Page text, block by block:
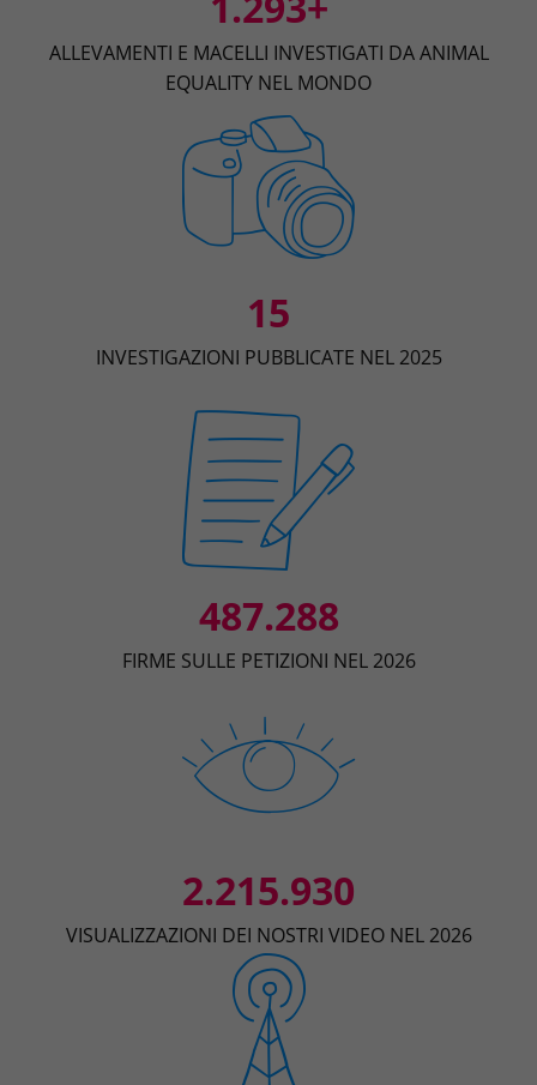
ALLEVAMENTI E MACELLI INVESTIGATI DA ANIMAL
EQUALITY NEL MONDO
15
INVESTIGAZIONI PUBBLICATE NEL 2025
487.288
FIRME SULLE PETIZIONI NEL 2026
2.215.930
VISUALIZZAZIONI DEI NOSTRI VIDEO NEL 2026